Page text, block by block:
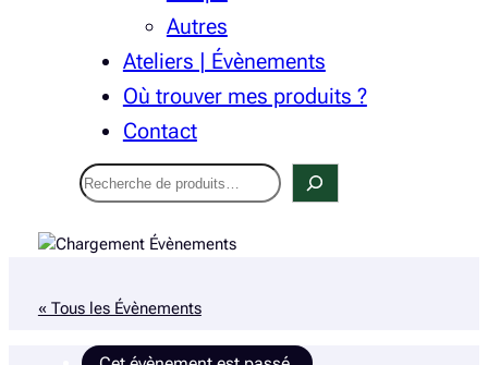
Autres
Ateliers | Évènements
Où trouver mes produits ?
Contact
Recherche
« Tous les Évènements